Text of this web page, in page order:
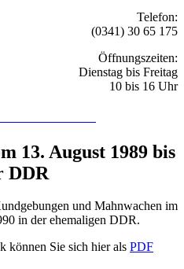
Telefon:
(0341) 30 65 175
Öffnungszeiten:
Dienstag bis Freitag
10 bis 16 Uhr
13. August 1989 bis
DDR
und Mahnwachen im
in der ehemaligen DDR.
können Sie sich hier als PDF